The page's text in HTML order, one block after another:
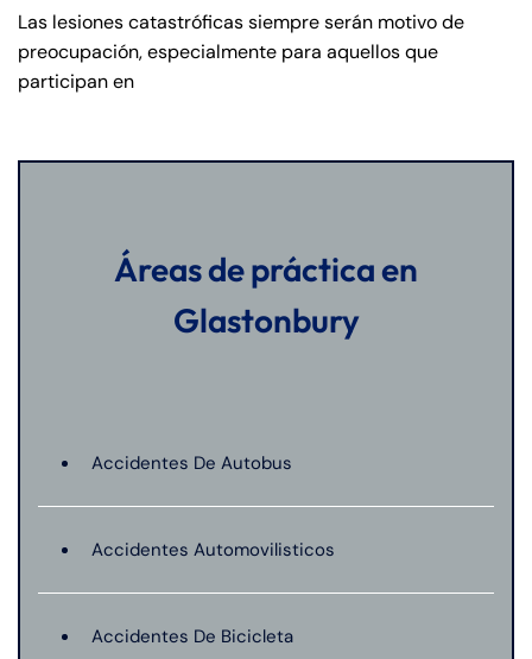
Las lesiones catastróficas siempre serán motivo de
preocupación, especialmente para aquellos que
participan en
Áreas de práctica en
Glastonbury
Accidentes De Autobus
Accidentes Automovilisticos
Accidentes De Bicicleta